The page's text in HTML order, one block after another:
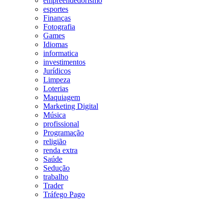
esportes
Finanças
Fotografia
Games
Idiomas
informatica
investimentos
Jurídicos
Limpeza
Loterias
Maquiagem
Marketing Digital
Música
profissional
Programação
religião
renda extra
Saúde
Sedução
trabalho
Trader
Tráfego Pago